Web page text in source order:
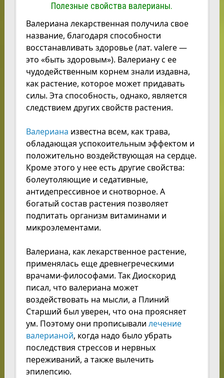
Полезные свойства валерианы.
Валериана лекарственная получила свое
название, благодаря способности
восстанавливать здоровье (лат. valere —
это «быть здоровым»). Валериану с ее
чудодейственным корнем знали издавна,
как растение, которое может придавать
силы. Эта способность, однако, является
следствием других свойств растения.
Валериана известна всем, как трава,
обладающая успокоительным эффектом и
положительно воздействующая на сердце.
Кроме этого у нее есть другие свойства:
болеутоляющие и седативные,
антидепрессивное и снотворное. А
богатый состав растения позволяет
подпитать организм витаминами и
микроэлементами.
Валериана, как лекарственное растение,
применялась еще древнегреческими
врачами-философами. Так Диоскорид
писал, что валериана может
воздействовать на мысли, а Плиний
Старший был уверен, что она проясняет
ум. Поэтому они прописывали лечение
валерианой, когда надо было убрать
последствия стрессов и нервных
переживаний, а также вылечить
эпилепсию.